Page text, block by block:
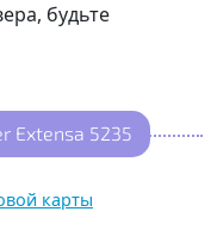
будьте
Extensa 5235
карты